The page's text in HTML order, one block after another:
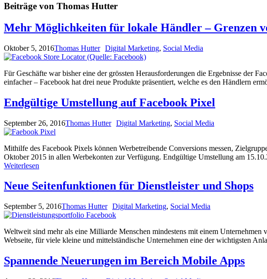
Beiträge von Thomas Hutter
Mehr Möglichkeiten für lokale Händler – Grenzen
Oktober 5, 2016Thomas Hutter Digital Marketing, Social Media
Für Geschäfte war bisher eine der grössten Herausforderungen die Ergebnisse der
einfacher – Facebook hat drei neue Produkte präsentiert, welche es den Händlern
Endgültige Umstellung auf Facebook Pixel
September 26, 2016Thomas Hutter Digital Marketing, Social Media
Mithilfe des Facebook Pixels können Werbetreibende Conversions messen,
Oktober 2015 in allen Werbekonten zur Verfügung. Endgültige Umstellung am
Weiterlesen
Neue Seitenfunktionen für Dienstleister und Shops
September 5, 2016Thomas Hutter Digital Marketing, Social Media
Weltweit sind mehr als eine Milliarde Menschen mindestens mit einem
Webseite, für viele kleine und mittelständische Unternehmen eine der wichtigsten
Spannende Neuerungen im Bereich Mobile Apps